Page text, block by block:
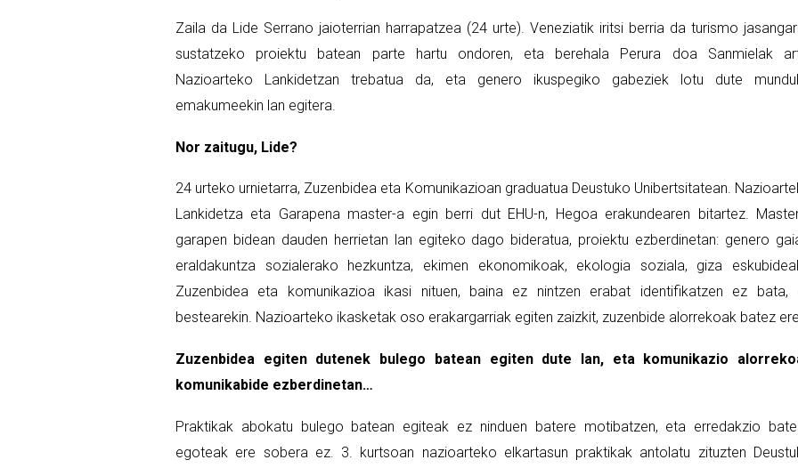
Zaila da Lide Serrano jaioterrian harrapatzea (24 urte). Veneziatik iritsi berria da turismo
sustatzeko proiektu batean parte hartu ondoren, eta berehala Perura doa Sanmielak
Nazioarteko Lankidetzan trebatua da, eta genero ikuspegiko gabeziek lotu dute
emakumeekin lan egitera.
Nor zaitugu, Lide?
24 urteko urnietarra, Zuzenbidea eta Komunikazioan graduatua Deustuko Unibertsitatean.
Lankidetza eta Garapena master-a egin berri dut EHU-n, Hegoa erakundearen bitartez.
garapen bidean dauden herrietan lan egiteko dago bideratua, proiektu ezberdinetan: genero
eraldakuntza sozialerako hezkuntza, ekimen ekonomikoak, ekologia soziala, giza
Zuzenbidea eta komunikazioa ikasi nituen, baina ez nintzen erabat identifikatzen ez bata,
bestearekin. Nazioarteko ikasketak oso erakargarriak egiten zaizkit, zuzenbide alorrekoak batez
Zuzenbidea egiten dutenek bulego batean egiten dute lan, eta komunikazio
komunikabide ezberdinetan…
Praktikak abokatu bulego batean egiteak ez ninduen batere motibatzen, eta erredakzio
egoteak ere sobera ez. 3. kurtsoan nazioarteko elkartasun praktikak antolatu zituzten